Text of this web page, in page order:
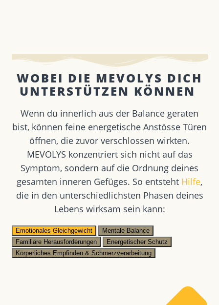
WOBEI DIE MEVOLYS DICH
UNTERSTÜTZEN KÖNNEN ​
Wenn du innerlich aus der Balance geraten
bist, können feine energetische Anstösse Türen
öffnen, die zuvor verschlossen wirkten.
MEVOLYS konzentriert sich nicht auf das
Symptom, sondern auf die Ordnung deines
gesamten inneren Gefüges. So entsteht Hilfe,
die in den unterschiedlichsten Phasen deines
Lebens wirksam sein kann:
Emotionales Gleichgewicht
Mentale Balance
Familiäre Herausforderungen
Energetischer Schutz
Körperliches Empfinden & Schmerzverarbeitung